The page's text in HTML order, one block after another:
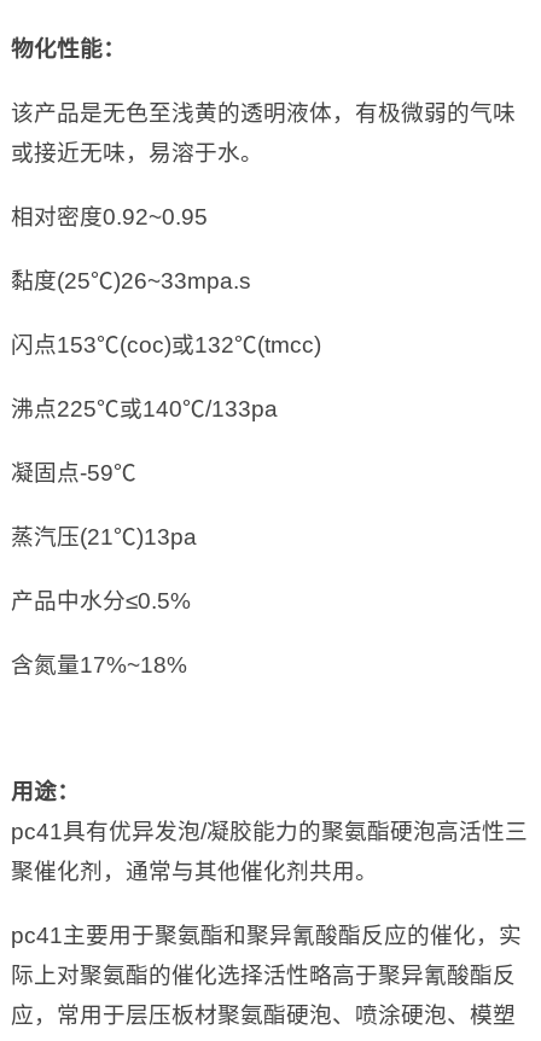
物化性能：
该产品是无色至浅黄的透明液体，有极微弱的气味
或接近无味，易溶于水。
相对密度0.92~0.95
黏度(25℃)26~33mpa.s
闪点153℃(coc)或132℃(tmcc)
沸点225℃或140℃/133pa
凝固点-59℃
蒸汽压(21℃)13pa
产品中水分≤0.5%
含氮量17%~18%
用途：
pc41具有优异发泡/凝胶能力的聚氨酯硬泡高活性三
聚催化剂，通常与其他催化剂共用。
pc41主要用于聚氨酯和聚异氰酸酯反应的催化，实
际上对聚氨酯的催化选择活性略高于聚异氰酸酯反
应，常用于层压板材聚氨酯硬泡、喷涂硬泡、模塑